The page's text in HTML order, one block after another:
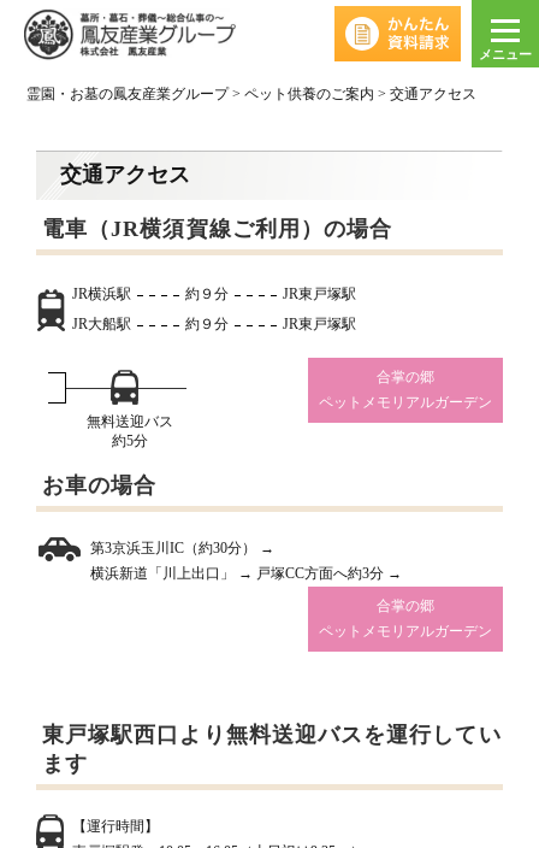
メニュー
霊園・お墓の鳳友産業グループ > ペット供養のご案内 > 交通アクセス
交通アクセス
電車（JR横須賀線ご利用）の場合
JR横浜駅 約９分
JR東戸塚駅
JR大船駅
約９分 JR東戸塚駅
無料送迎バス
約5分
合掌の郷
ペットメモリアルガーデン
お車の場合
第3京浜玉川IC（約30分） →
横浜新道「川上出口」 → 戸塚CC方面へ約3分 →
合掌の郷
ペットメモリアルガーデン
東戸塚駅西口より無料送迎バスを運行してい
ます
【運行時間】